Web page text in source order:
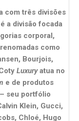
com três divisões
a divisão focada
corporal,
como
Bourjois,
Luxuryatua no
e de produtos
seu portfólio
Klein, Gucci,
Chloé, Hugo